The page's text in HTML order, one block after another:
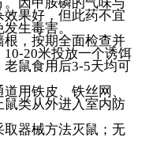
果好，但此药不宜
生毒害。
，按期全面检查并
20米投放一个诱饵
鼠食用后3-5天均可
用铁皮、铁丝网、
类从外进入室内防
器械方法灭鼠；无